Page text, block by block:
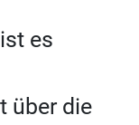
es
über die